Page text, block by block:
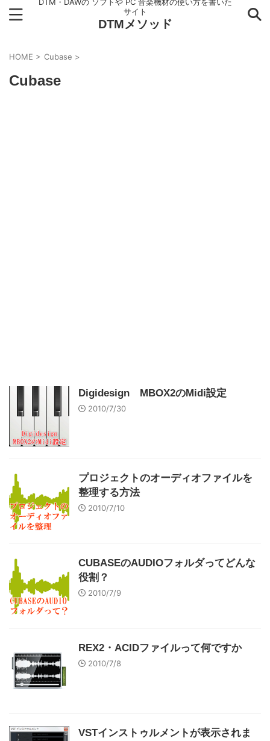
サイト
DTMメソッド
HOME > Cubase >
Cubase
Digidesign MBOX2のMidi設定
2010/7/30
プロジェクトのオーディオファイルを
整理する方法
2010/7/10
CUBASEのAUDIOフォルダってどんな
役割？
2010/7/9
REX2・ACIDファイルって何ですか
2010/7/8
VSTインストゥルメントが表示されま